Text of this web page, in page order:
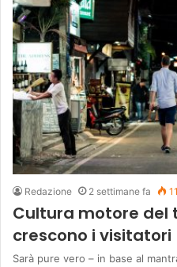
Redazione 2 settimane fa
Cultura motore del
crescono i visitatori
Sarà pure vero – in base al